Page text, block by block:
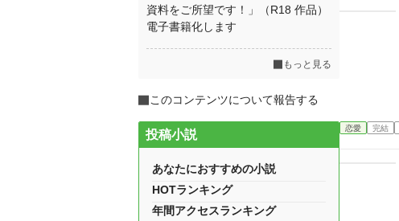
恋愛 完結
資料をご所望です！」（R18 作品）
電子書籍化します
もっと見る
このコンテンツについて報告する
投稿小説
あなたにおすすめの小説
HOTランキング
年間アクセスランキング